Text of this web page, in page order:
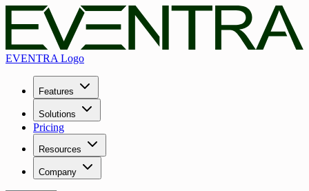
EVENTRA Logo
Features
Solutions
Pricing
Resources
Company